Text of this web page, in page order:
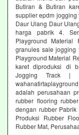
Butiran & Butiran
supplier epdm jogging
Daur Ulang Daur
harga pabrik 4.
Playground Material
granules sale jogging
Playground Material
karet diproduksi di
Jogging Track |
adalah perusahaan
rubber flooring
dengan rubber Pabrik
Produksi Rubber
Rubber Mat,